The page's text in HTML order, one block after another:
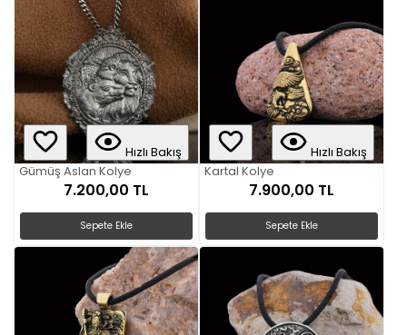
Hızlı Bakış
Gümüş Aslan Kolye
7.200,00 TL
Sepete Ekle
Hızlı Bakış
Kartal Kolye
7.900,00 TL
Sepete Ekle